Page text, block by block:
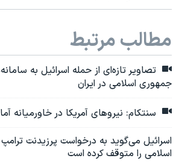
مطالب مرتبط
تصاویر تازه‌ای از حمله اسرائیل به
جمهوری اسلامی در ایران
سنتکام: نیروهای آمریکا در خاورمیانه
اسرائیل می‌گوید به درخواست پرزیدنت
اسلامی را متوقف کرده است